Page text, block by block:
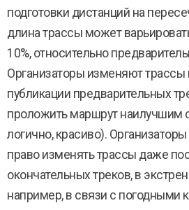
подготовки дистанций на
длина трассы может
10%, относительно
Организаторы изменяют трассы
публикации предварительных
проложить маршрут наилучшим
логично, красиво).
право изменять трассы даже
окончательных треков, в
например, в связи с погодными